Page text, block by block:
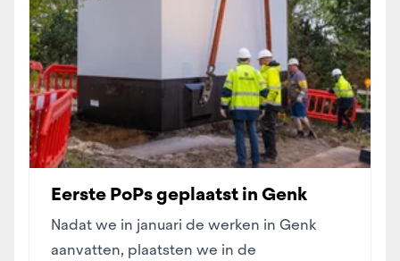
Eerste PoPs geplaatst in Genk
Nadat we in januari de werken in Genk
aanvatten, plaatsten we in de